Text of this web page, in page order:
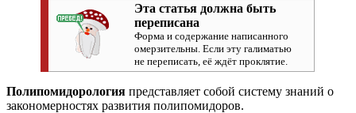
Эта статья должна быть
переписана
Форма и содержание написанного
омерзительны. Если эту галиматью
не переписать, её ждёт проклятие.
Полипомидорология представляет собой систему знаний о
закономерностях развития полипомидоров.